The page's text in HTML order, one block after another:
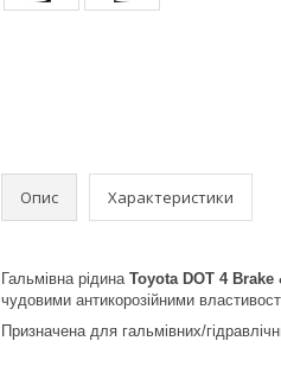
Опис Характеристики
Гальмівна рідина Toyota DOT 4
чудовими антикорозійними
Призначена для гальмівних/